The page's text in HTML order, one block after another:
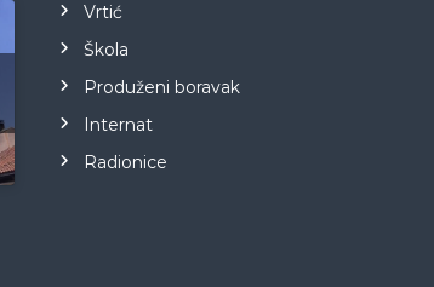
Vrtić
Škola
Produženi boravak
Internat
Radionice